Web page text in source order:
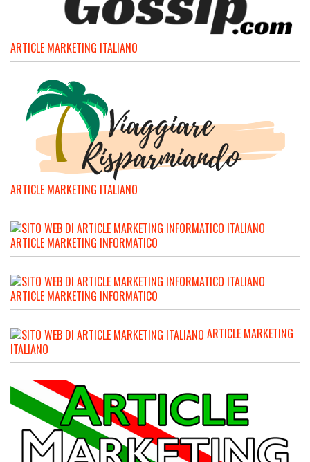
ARTICLE MARKETING ITALIANO
ARTICLE MARKETING ITALIANO
ARTICLE MARKETING INFORMATICO
ARTICLE MARKETING INFORMATICO
ARTICLE MARKETING
ITALIANO